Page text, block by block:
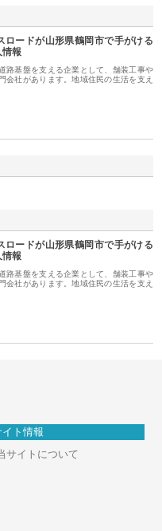
ロードが山形県鶴岡市で手がける
報
路基盤を支える企業として、舗装工事や
会社があります。地域住民の生活を支え
ロードが山形県鶴岡市で手がける
報
路基盤を支える企業として、舗装工事や
会社があります。地域住民の生活を支え
イト情報
サイトについて